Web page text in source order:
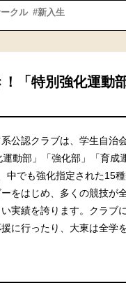
クル #新入生
「特別強化運動
公認クラブは、学生自治
動部」「強化部」「育成
中でも強化指定された15
ーをはじめ、多くの競技が
実績を誇ります。クラブ
に行ったり、大東は全学
詳細へ